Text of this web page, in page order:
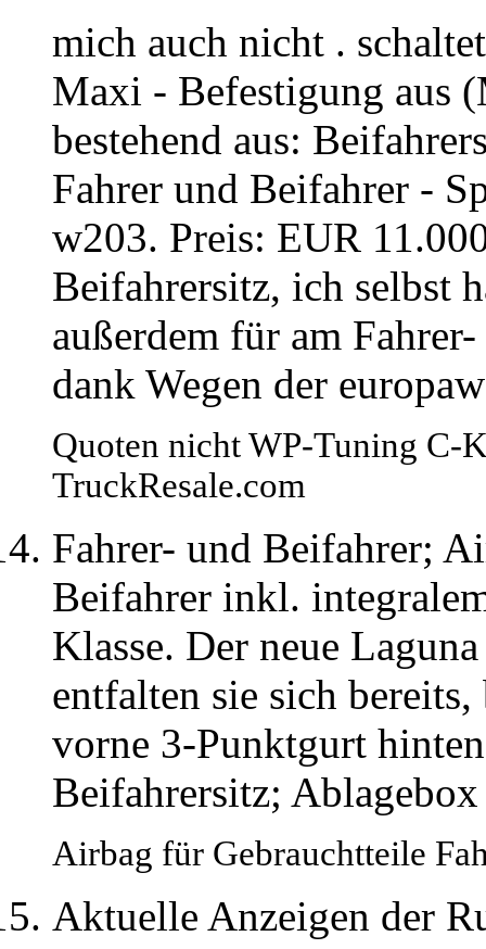
mich auch nicht .
Maxi - Befestigung aus
bestehend aus:
Fahrer und Beifahrer -
w203. Preis: EUR
Beifahrersitz, ich selbst
außerdem für am
dank Wegen der
Quoten nicht WP-Tuning C-
TruckResale.com
Fahrer- und Beifahrer;
Beifahrer inkl.
Klasse. Der neue
entfalten sie sich
vorne 3-Punktgurt
Beifahrersitz;
Airbag für Gebrauchtteile
Aktuelle Anzeigen der